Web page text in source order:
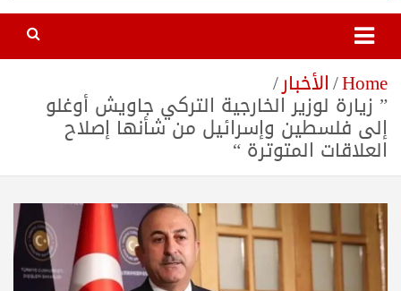
Home الأخبار
” زيارة لوزير الخارجية التركي جاويش أوغلو
إلى فلسطين وإسرائيل من شأنها إصلاح
العلاقات المتوترة “